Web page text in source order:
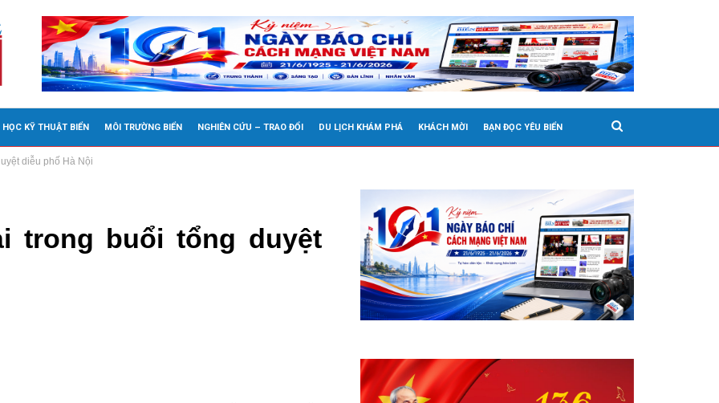
HỌC KỸ THUẬT BIỂN MÔI TRƯỜNG BIỂN NGHIÊN CỨU – TRAO ĐỔI DU LỊCH KHÁM PHÁ KHÁCH MỜI BẠN ĐỌC YÊU BIỂN
diễu phố Hà Nội
trong buổi tổng duyệt